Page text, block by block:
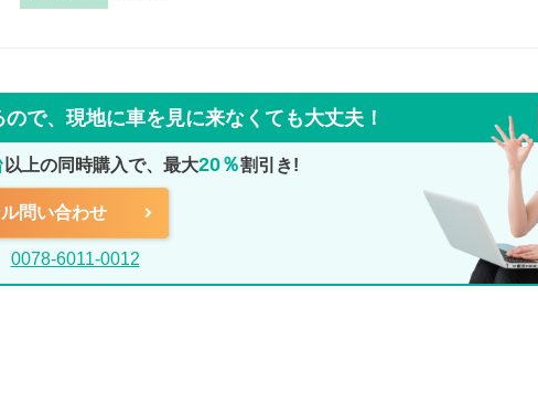
で、 現地に車を見に来なくても大丈夫！
以上の同時購入で、最大20％割引き!
ル問い合わせ
0078-6011-0012